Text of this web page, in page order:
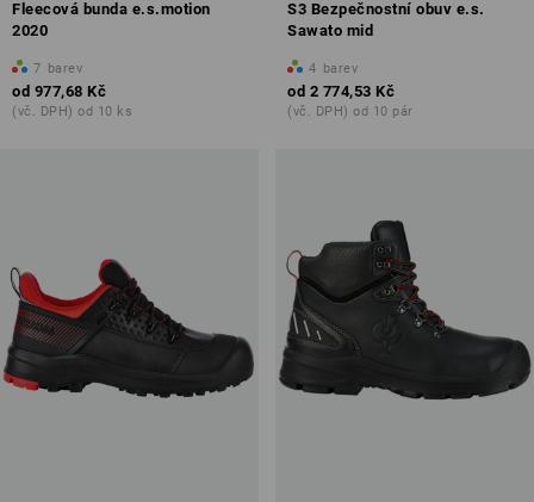
Fleecová bunda e.s.motion
2020
7 barev
od 977,68 Kč
(vč. DPH) od 10 ks
S3 Bezpečnostní obuv e.s.
Sawato mid
4 barev
od 2 774,53 Kč
(vč. DPH) od 10 pár